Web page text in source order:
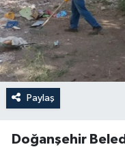
Paylaş
Doğanşehir